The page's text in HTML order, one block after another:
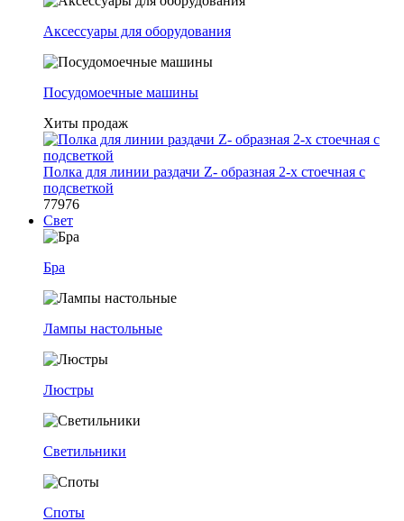
Аксессуары для оборудования
Посудомоечные машины
Хиты продаж
Полка для линии раздачи Z- образная 2-х стоечная с
подсветкой
77976
Свет
Бра
Лампы настольные
Люстры
Светильники
Споты